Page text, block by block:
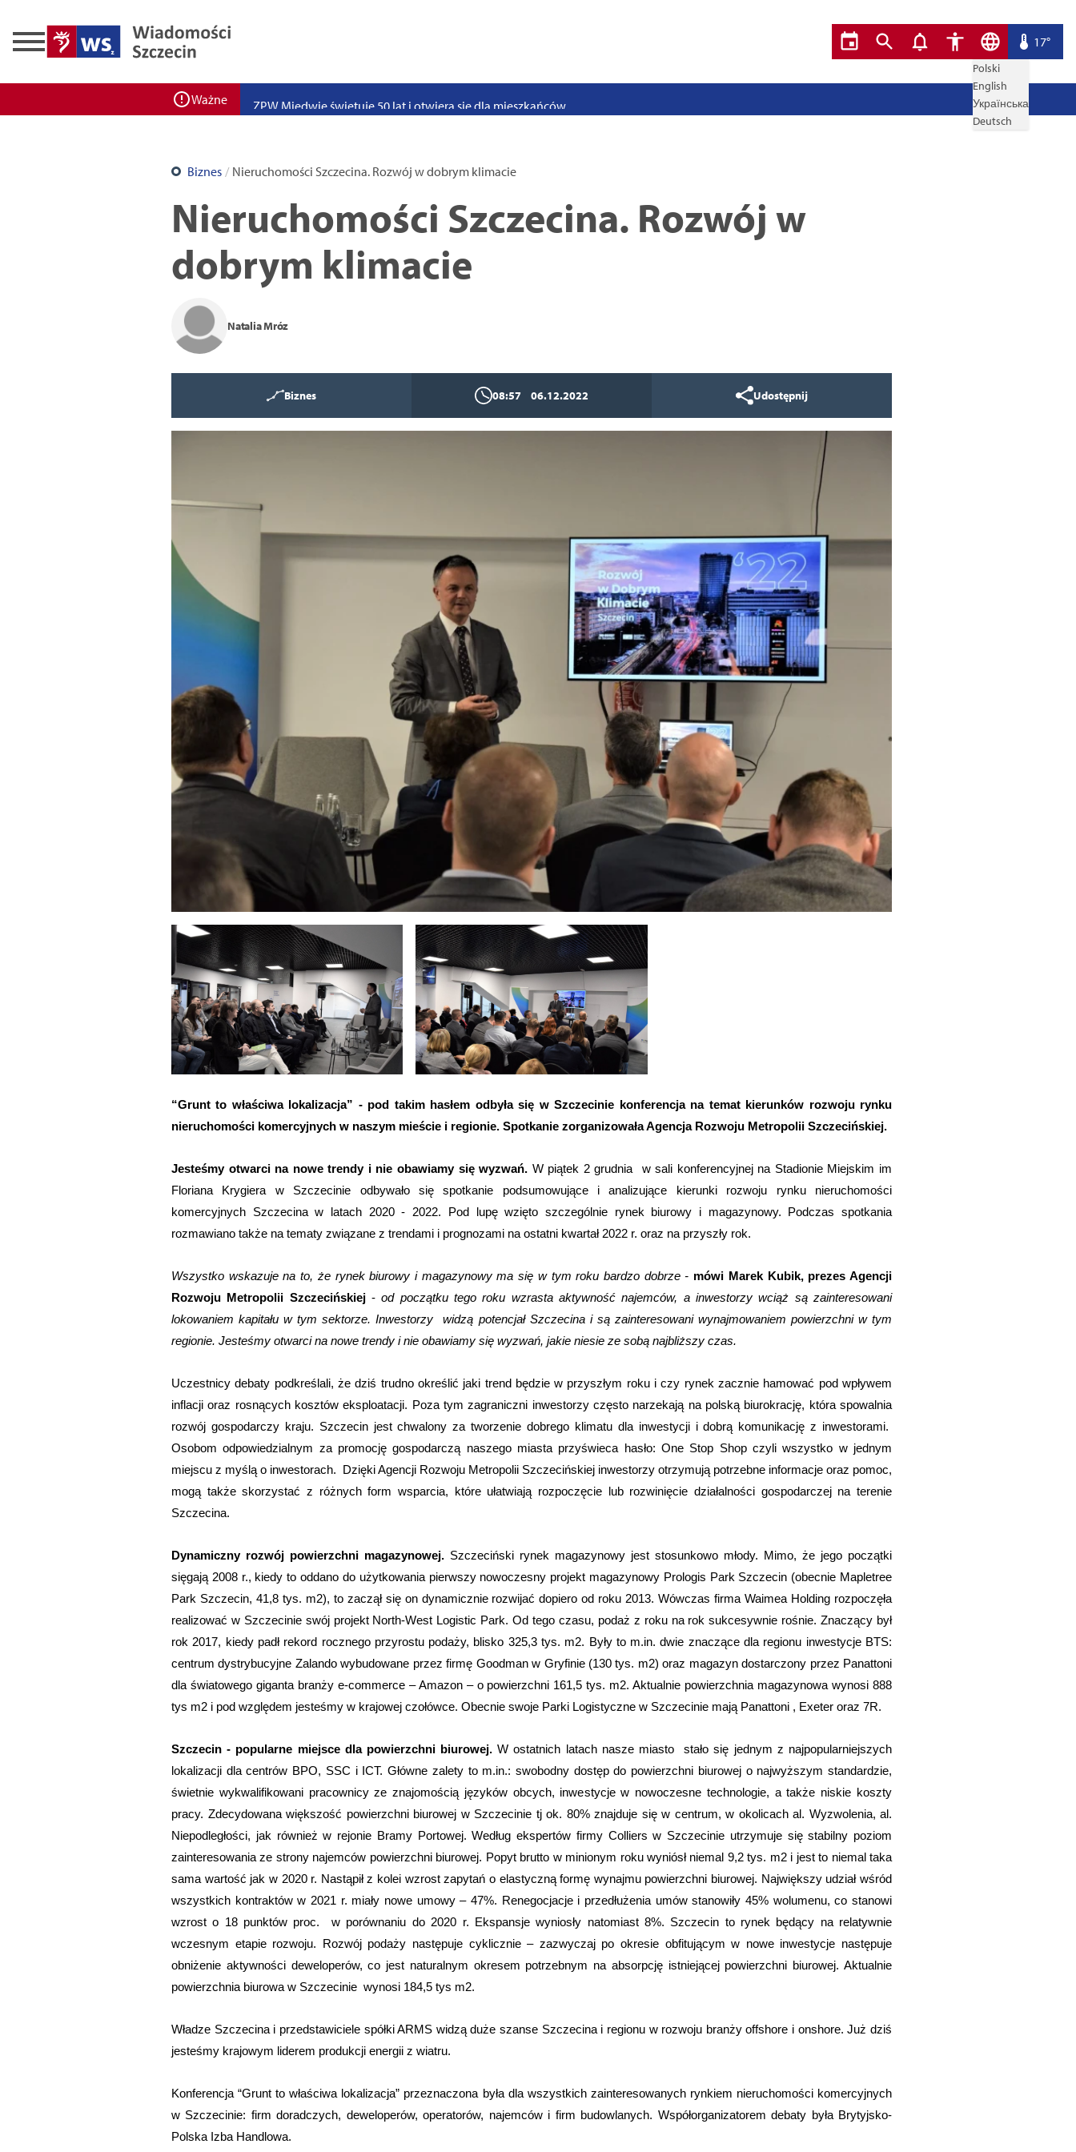
Polski
English
Українська
Deutsch
17°
Ważne
ZPW Miedwie świętuje 50 lat i otwiera się dla mieszkańców
Biznes Nieruchomości Szczecina. Rozwój w dobrym klimacie
Nieruchomości Szczecina. Rozwój w
dobrym klimacie
Natalia Mróz
Biznes 08:57 06.12.2022 Udostępnij
“Grunt to właściwa lokalizacja” - pod takim hasłem odbyła się w Szczecinie konferencja na temat kierunków rozwoju rynku
nieruchomości komercyjnych w naszym mieście i regionie. Spotkanie zorganizowała Agencja Rozwoju Metropolii Szczecińskiej.
Jesteśmy otwarci na nowe trendy i nie obawiamy się wyzwań. W piątek 2 grudnia w sali konferencyjnej na Stadionie Miejskim im
Floriana Krygiera w Szczecinie odbywało się spotkanie podsumowujące i analizujące kierunki rozwoju rynku nieruchomości
komercyjnych Szczecina w latach 2020 - 2022. Pod lupę wzięto szczególnie rynek biurowy i magazynowy. Podczas spotkania
rozmawiano także na tematy związane z trendami i prognozami na ostatni kwartał 2022 r. oraz na przyszły rok.
Wszystko wskazuje na to, że rynek biurowy i magazynowy ma się w tym roku bardzo dobrze - mówi Marek Kubik, prezes Agencji
Rozwoju Metropolii Szczecińskiej-od początku tego roku wzrasta aktywność najemców, a inwestorzy wciąż są zainteresowani
lokowaniem kapitału w tym sektorze. Inwestorzy widzą potencjał Szczecina i są zainteresowani wynajmowaniem powierzchni w tym
regionie. Jesteśmy otwarci na nowe trendy i nie obawiamy się wyzwań, jakie niesie ze sobą najbliższy czas.
Uczestnicy debaty podkreślali, że dziś trudno określić jaki trend będzie w przyszłym roku i czy rynek zacznie hamować pod wpływem
inflacji oraz rosnących kosztów eksploatacji. Poza tym zagraniczni inwestorzy często narzekają na polską biurokrację, która spowalnia
rozwój gospodarczy kraju. Szczecin jest chwalony za tworzenie dobrego klimatu dla inwestycji i dobrą komunikację z inwestorami.
Osobom odpowiedzialnym za promocję gospodarczą naszego miasta przyświeca hasło: One Stop Shop czyli wszystko w jednym
miejscu z myślą o inwestorach. Dzięki Agencji Rozwoju Metropolii Szczecińskiej inwestorzy otrzymują potrzebne informacje oraz pomoc,
mogą także skorzystać z różnych form wsparcia, które ułatwiają rozpoczęcie lub rozwinięcie działalności gospodarczej na terenie
Szczecina.
Dynamiczny rozwój powierzchni magazynowej. Szczeciński rynek magazynowy jest stosunkowo młody. Mimo, że jego początki
sięgają 2008 r., kiedy to oddano do użytkowania pierwszy nowoczesny projekt magazynowy Prologis Park Szczecin (obecnie Mapletree
Park Szczecin, 41,8 tys. m2), to zaczął się on dynamicznie rozwijać dopiero od roku 2013. Wówczas firma Waimea Holding rozpoczęła
realizować w Szczecinie swój projekt North-West Logistic Park. Od tego czasu, podaż z roku na rok sukcesywnie rośnie. Znaczący był
rok 2017, kiedy padł rekord rocznego przyrostu podaży, blisko 325,3 tys. m2. Były to m.in. dwie znaczące dla regionu inwestycje BTS:
centrum dystrybucyjne Zalando wybudowane przez firmę Goodman w Gryfinie (130 tys. m2) oraz magazyn dostarczony przez Panattoni
dla światowego giganta branży e-commerce – Amazon – o powierzchni 161,5 tys. m2. Aktualnie powierzchnia magazynowa wynosi 888
tys m2 i pod względem jesteśmy w krajowej czołówce. Obecnie swoje Parki Logistyczne w Szczecinie mają Panattoni , Exeter oraz 7R.
Szczecin - popularne miejsce dla powierzchni biurowej. W ostatnich latach nasze miasto stało się jednym z najpopularniejszych
lokalizacji dla centrów BPO, SSC i ICT. Główne zalety to m.in.: swobodny dostęp do powierzchni biurowej o najwyższym standardzie,
świetnie wykwalifikowani pracownicy ze znajomością języków obcych, inwestycje w nowoczesne technologie, a także niskie koszty
pracy. Zdecydowana większość powierzchni biurowej w Szczecinie tj ok. 80% znajduje się w centrum, w okolicach al. Wyzwolenia, al.
Niepodległości, jak również w rejonie Bramy Portowej. Według ekspertów firmy Colliers w Szczecinie utrzymuje się stabilny poziom
zainteresowania ze strony najemców powierzchni biurowej. Popyt brutto w minionym roku wyniósł niemal 9,2 tys. m2 i jest to niemal taka
sama wartość jak w 2020 r. Nastąpił z kolei wzrost zapytań o elastyczną formę wynajmu powierzchni biurowej. Największy udział wśród
wszystkich kontraktów w 2021 r. miały nowe umowy – 47%. Renegocjacje i przedłużenia umów stanowiły 45% wolumenu, co stanowi
wzrost o 18 punktów proc. w porównaniu do 2020 r. Ekspansje wyniosły natomiast 8%. Szczecin to rynek będący na relatywnie
wczesnym etapie rozwoju. Rozwój podaży następuje cyklicznie – zazwyczaj po okresie obfitującym w nowe inwestycje następuje
obniżenie aktywności deweloperów, co jest naturalnym okresem potrzebnym na absorpcję istniejącej powierzchni biurowej. Aktualnie
powierzchnia biurowa w Szczecinie wynosi 184,5 tys m2.
Władze Szczecina i przedstawiciele spółki ARMS widzą duże szanse Szczecina i regionu w rozwoju branży offshore i onshore. Już dziś
jesteśmy krajowym liderem produkcji energii z wiatru.
Konferencja “Grunt to właściwa lokalizacja” przeznaczona była dla wszystkich zainteresowanych rynkiem nieruchomości komercyjnych
w Szczecinie: firm doradczych, deweloperów, operatorów, najemców i firm budowlanych. Współorganizatorem debaty była Brytyjsko-
Polska Izba Handlowa.